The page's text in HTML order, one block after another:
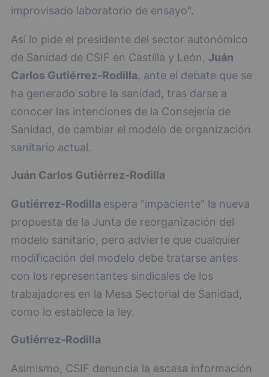
improvisado laboratorio de ensayo".
Así lo pide el presidente del sector autonómico
de Sanidad de CSIF en Castilla y León, Juán
Carlos Gutiérrez-Rodilla, ante el debate que se
ha generado sobre la sanidad, tras darse a
conocer las intenciones de la Consejería de
Sanidad, de cambiar el modelo de organización
sanitario actual.
Juán Carlos Gutiérrez-Rodilla
Gutiérrez-Rodilla espera "impaciente" la nueva
propuesta de la Junta de reorganización del
modelo sanitario, pero advierte que cualquier
modificación del modelo debe tratarse antes
con los representantes sindicales de los
trabajadores en la Mesa Sectorial de Sanidad,
como lo establece la ley.
Gutiérrez-Rodilla
Asimismo, CSIF denuncia la escasa información